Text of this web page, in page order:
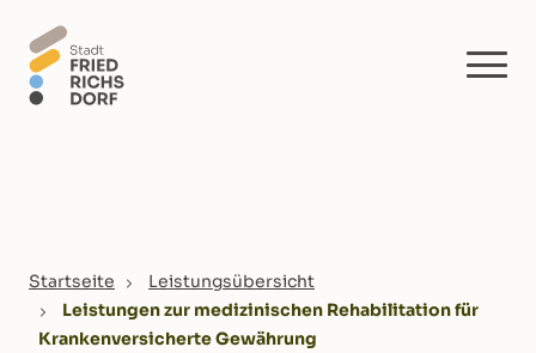
You are here:
Startseite
Leistungsübersicht
Leistungen zur medizinischen Rehabilitation für
Krankenversicherte Gewährung